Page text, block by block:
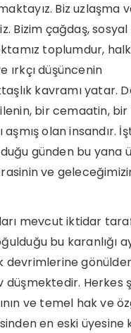
Biz uzlaşma
Bizim çağdaş, sosyal
toplumdur,
düşüncenin
kavramı yatar.
bir cemaatin,
olan insandır.
günden bu yana
ve
mevcut iktidar
bu karanlığı
devrimlerine
Herkes
ve temel hak ve
en eski